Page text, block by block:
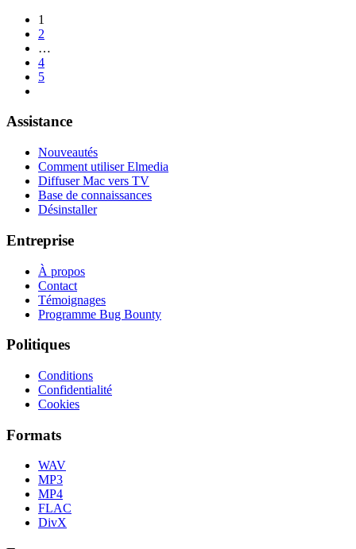
1
2
…
4
5
Assistance
Nouveautés
Comment utiliser Elmedia
Diffuser Mac vers TV
Base de connaissances
Désinstaller
Entreprise
À propos
Contact
Témoignages
Programme Bug Bounty
Politiques
Conditions
Confidentialité
Cookies
Formats
WAV
MP3
MP4
FLAC
DivX